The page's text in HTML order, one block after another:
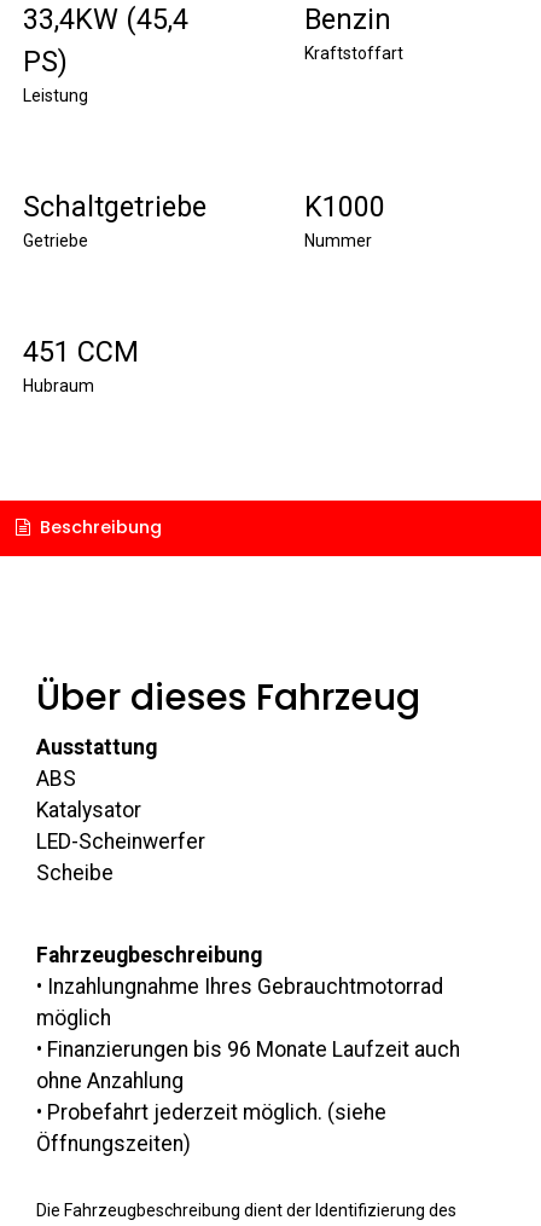
33,4KW (45,4
PS)
Leistung
Benzin
Kraftstoffart
Schaltgetriebe
Getriebe
K1000
Nummer
451 CCM
Hubraum
Beschreibung
Über dieses Fahrzeug
Ausstattung
ABS
Katalysator
LED-Scheinwerfer
Scheibe
Fahrzeugbeschreibung
• Inzahlungnahme Ihres Gebrauchtmotorrad
möglich
• Finanzierungen bis 96 Monate Laufzeit auch
ohne Anzahlung
• Probefahrt jederzeit möglich. (siehe
Öffnungszeiten)
Die Fahrzeugbeschreibung dient der Identifizierung des